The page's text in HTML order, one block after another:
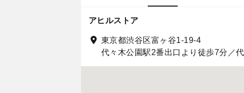
アヒルストア
東京都渋谷区富ヶ谷1-19-4
代々木公園駅2番出口より徒歩7分／